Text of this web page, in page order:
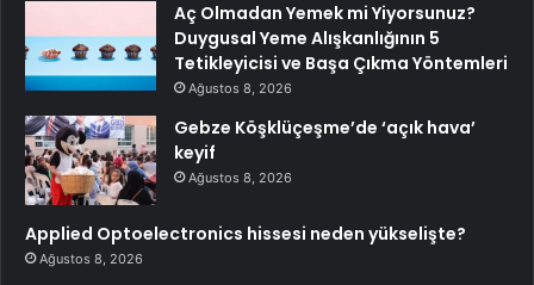
Aç Olmadan Yemek mi Yiyorsunuz?
Duygusal Yeme Alışkanlığının 5
Tetikleyicisi ve Başa Çıkma Yöntemleri
Ağustos 8, 2026
Gebze Köşklüçeşme’de ‘açık hava’
keyif
Ağustos 8, 2026
Applied Optoelectronics hissesi neden yükselişte?
Ağustos 8, 2026